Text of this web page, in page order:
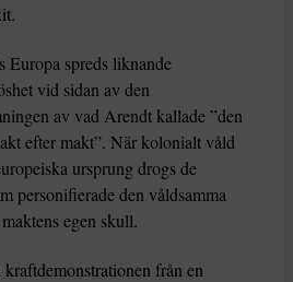
Europa spreds liknande
vid sidan av den
av vad Arendt kallade ”den
efter makt”. När kolonialt våld
ursprung drogs de
personifierade den våldsamma
egen skull.
från en